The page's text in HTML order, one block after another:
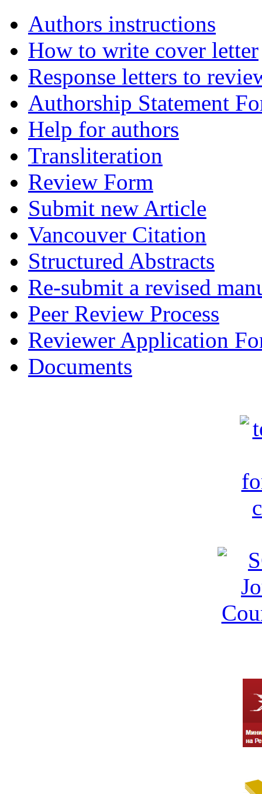
Authors instructions
How to write cover letter
Response letters to
Authorship Statement
Help for authors
Transliteration
Review Form
Submit new Article
Vancouver Citation
Structured Abstracts
Re-submit a revised
Peer Review Process
Reviewer Application
Documents